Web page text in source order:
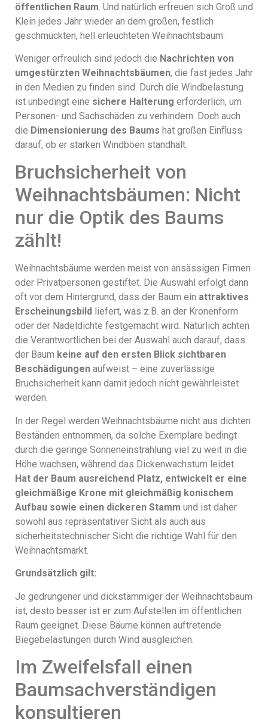
öffentlichen Raum . Und natürlich erfreuen sich Groß und
Klein jedes Jahr wieder an dem großen, festlich
geschmückten, hell erleuchteten Weihnachtsbaum.
Weniger erfreulich sind jedoch die Nachrichten von
umgestürzten Weihnachtsbäumen, die fast jedes Jahr
in den Medien zu finden sind. Durch die Windbelastung
ist unbedingt eine sichere Halterung erforderlich, um
Personen- und Sachschäden zu verhindern. Doch auch
die Dimensionierung des Baums hat großen Einfluss
darauf, ob er starken Windböen standhält.
Bruchsicherheit von
Weihnachtsbäumen: Nicht
nur die Optik des Baums
zählt!
Weihnachtsbäume werden meist von ansässigen Firmen
oder Privatpersonen gestiftet. Die Auswahl erfolgt dann
oft vor dem Hintergrund, dass der Baum ein attraktives
Erscheinungsbild
liefert, was z.B. an der Kronenform
oder der Nadeldichte festgemacht wird. Natürlich achten
die Verantwortlichen bei der Auswahl auch darauf, dass
der Baum keine auf den ersten Blick sichtbaren
Beschädigungen aufweist – eine zuverlässige
Bruchsicherheit kann damit jedoch nicht gewährleistet
werden.
In der Regel werden Weihnachtsbäume nicht aus dichten
Beständen entnommen, da solche Exemplare bedingt
durch die geringe Sonneneinstrahlung viel zu weit in die
Höhe wachsen, während das Dickenwachstum leidet.
Hat der Baum ausreichend Platz, entwickelt er eine
gleichmäßige Krone mit gleichmäßig konischem
Aufbau sowie einen dickeren Stamm und ist daher
sowohl aus repräsentativer Sicht als auch aus
sicherheitstechnischer Sicht die richtige Wahl für den
Weihnachtsmarkt.
Grundsätzlich gilt:
Je gedrungener und dickstämmiger der Weihnachtsbaum
ist, desto besser ist er zum Aufstellen im öffentlichen
Raum geeignet. Diese Bäume können auftretende
Biegebelastungen durch Wind ausgleichen.
Im Zweifelsfall einen
Baumsachverständigen
konsultieren